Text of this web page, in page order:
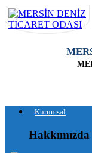
Kurumsal
Hakkımızda